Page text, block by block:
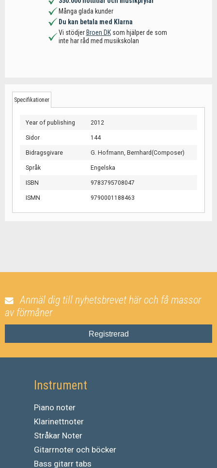
Många glada kunder
Du kan betala med Klarna
Vi stödjerBroen DKsom hjälper de som
inte har råd med musikskolan
Specifikationer
Year of publishing 2012
Sidor 144
Bidragsgivare G. Hofmann, Bernhard(Composer)
Språk Engelska
ISBN 9783795708047
ISMN 9790001188463
Anmäl dig till nyhetsbrevet här och få massor
av förmåner
Registrerad
Instrument
Piano noter
Klarinettnoter
Stråkar Noter
Gitarrnoter och böcker
Bass gitarr tabs